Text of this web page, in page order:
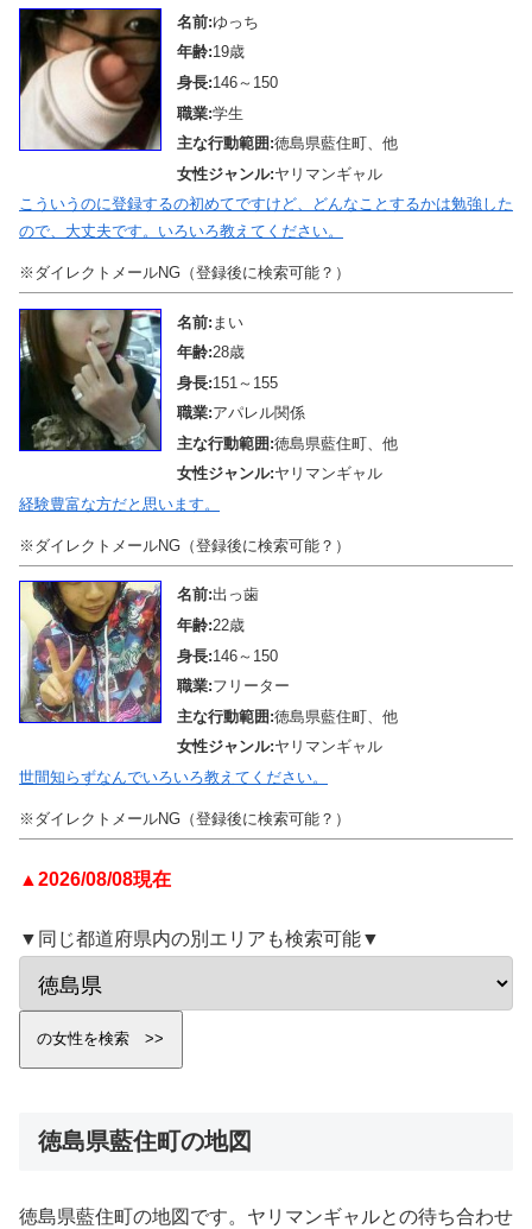
名前:ゆっち
年齢:19歳
身長:146～150
職業:学生
主な行動範囲:徳島県藍住町、他
女性ジャンル:ヤリマンギャル
こういうのに登録するの初めてですけど、どんなことするかは勉強した
ので、大丈夫です。いろいろ教えてください。
※ダイレクトメールNG（登録後に検索可能？）
名前: まい
年齢:28歳
身長:151～155
職業:アパレル関係
主な行動範囲:徳島県藍住町、他
女性ジャンル:ヤリマンギャル
経験豊富な方だと思います。
※ダイレクトメールNG（登録後に検索可能？）
名前:出っ歯
年齢:22歳
身長:146～150
職業:フリーター
主な行動範囲:徳島県藍住町、他
女性ジャンル:ヤリマンギャル
世間知らずなんでいろいろ教えてください。
※ダイレクトメールNG（登録後に検索可能？）
▲2026/08/08現在
▼同じ都道府県内の別エリアも検索可能▼
徳島県藍住町の地図
徳島県藍住町の地図です。ヤリマンギャルとの待ち合わせ